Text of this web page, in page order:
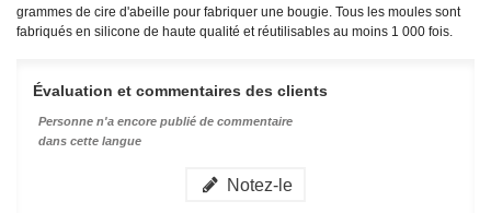
grammes de cire d'abeille pour fabriquer une bougie. Tous les moules sont
fabriqués en silicone de haute qualité et réutilisables au moins 1 000 fois.
Évaluation et commentaires des clients
Personne n'a encore publié de commentaire
dans cette langue
Notez-le